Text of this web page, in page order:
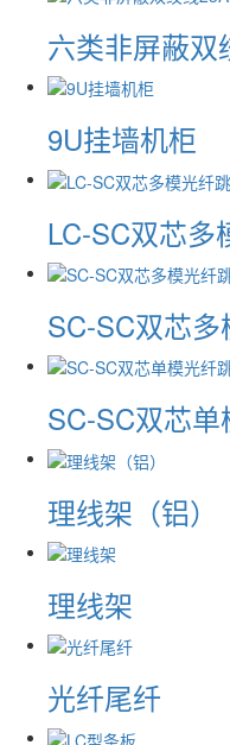
六类非屏蔽双
9U挂墙机柜
LC-SC双芯多
SC-SC双芯
SC-SC双芯
理线架（铝）
理线架
光纤尾纤